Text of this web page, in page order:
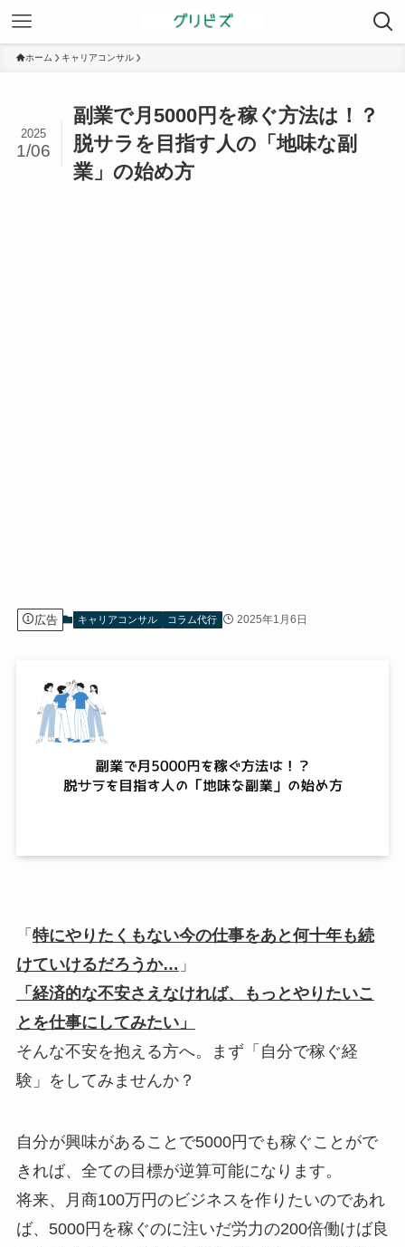
ホーム キャリアコンサル
副業で月5000円を稼ぐ方法は！？
脱サラを目指す人の「地味な副
業」の始め方
2025
1/06
広告 キャリアコンサル コラム代行 2025年1月6日
「 特にやりたくもない今の仕事をあと何十年も続
けていけるだろうか… 」
「経済的な不安さえなければ、もっとやりたいこ
とを仕事にしてみたい」
そんな不安を抱える方へ。まず「自分で稼ぐ経
験」をしてみませんか？
自分が興味があることで5000円でも稼ぐことがで
きれば、全ての目標が逆算可能になります。
将来、月商100万円のビジネスを作りたいのであれ
ば、5000円を稼ぐのに注いだ労力の200倍働けば良